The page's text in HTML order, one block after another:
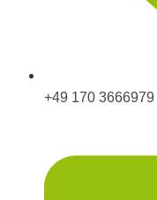
+49 170 3666979